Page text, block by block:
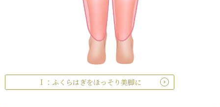
Ｉ：ふくらはぎをほっそり美脚に